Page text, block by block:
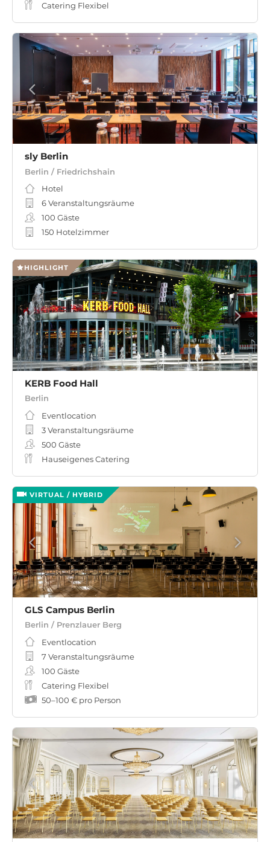
Catering Flexibel
sly Berlin
Berlin / Friedrichshain
Hotel
6 Veranstaltungsräume
100 Gäste
150 Hotelzimmer
HIGHLIGHT
KERB Food Hall
Berlin
Eventlocation
3 Veranstaltungsräume
500 Gäste
Hauseigenes Catering
VIRTUAL / HYBRID
GLS Campus Berlin
Berlin / Prenzlauer Berg
Eventlocation
7 Veranstaltungsräume
100 Gäste
Catering Flexibel
50–100 € pro Person